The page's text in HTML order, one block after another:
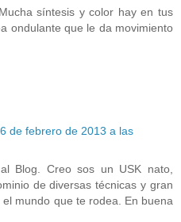
síntesis y color hay en tus
ondulante que le da movimiento
de febrero de 2013 a las
Blog. Creo sos un USK nato,
de diversas técnicas y gran
mundo que te rodea. En buena